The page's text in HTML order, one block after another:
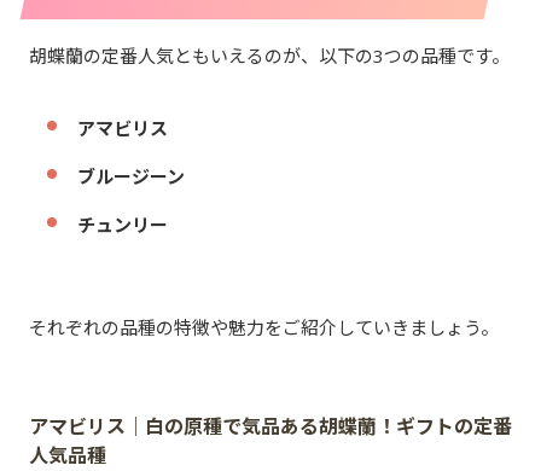
胡蝶蘭の定番人気ともいえるのが、以下の3つの品種です。
アマビリス
ブルージーン
チュンリー
それぞれの品種の特徴や魅力をご紹介していきましょう。
アマビリス｜白の原種で気品ある胡蝶蘭！ギフトの定番
人気品種